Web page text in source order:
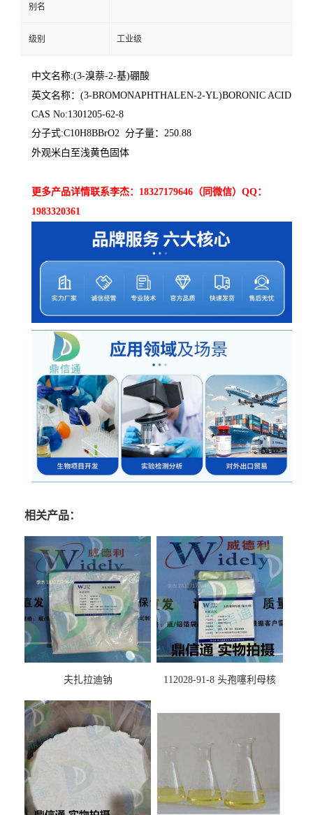
别名
级别 工业级
中文名称:(3-溴萘-2-基)硼酸
英文名称： (3-BROMONAPHTHALEN-2-YL)BORONIC ACID
CAS No:1301205-62-8
分子式:C10H8BBrO2 分子量：250.88
外观米白至浅黄色固体
更多产品详情联系李杰：18327179646（同微信）QQ：
1983320361
相关产品：
夫扎拉迪钠
112028-91-8 头孢噻利母核